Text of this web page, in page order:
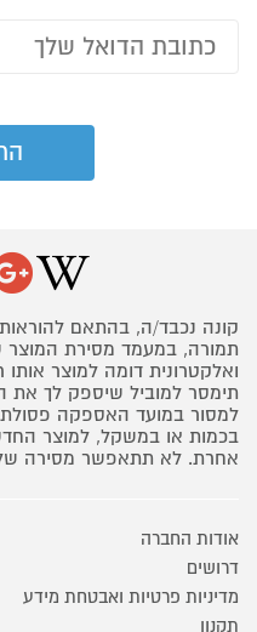
קונה נכבד/ה, בהתאם
תמורה, במעמד מסירת
ואלקטרונית דומה למוצר
תימסר למוביל שיספק לך את
למסור במועד האספקה פסולת
בכמות או במשקל, למוצר
אחרת. לא תתאפשר מסירה
אודות החברה
דרושים
מדיניות פרטיות ואבטחת מידע
תקנון